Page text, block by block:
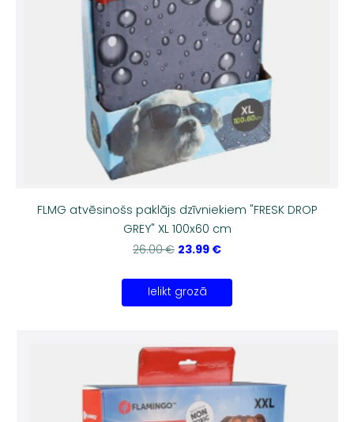
FLMG atvēsinošs paklājs dzīvniekiem "FRESK DROP
GREY" XL 100x60 cm
26.00 € 23.99 €
Ielikt grozā